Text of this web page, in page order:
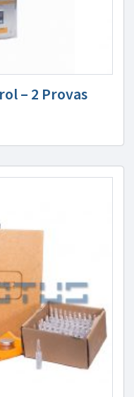
– 2 Provas